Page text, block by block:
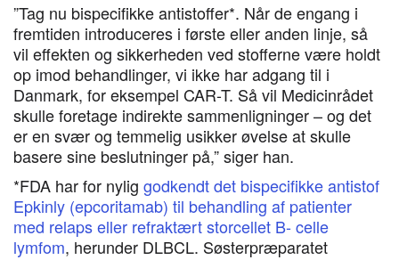
”Tag nu bispecifikke antistoffer*. Når de engang i
fremtiden introduceres i første eller anden linje, så
vil effekten og sikkerheden ved stofferne være holdt
op imod behandlinger, vi ikke har adgang til i
Danmark, for eksempel CAR-T. Så vil Medicinrådet
skulle foretage indirekte sammenligninger – og det
er en svær og temmelig usikker øvelse at skulle
basere sine beslutninger på,” siger han.
*FDA har for nylig godkendt det bispecifikke antistof
Epkinly (epcoritamab) til behandling af patienter
med relaps eller refraktært storcellet B- celle
lymfom, herunder DLBCL. Søsterpræparatet